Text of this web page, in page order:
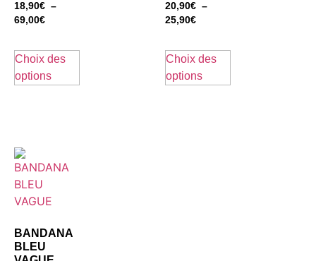
18,90€ –
69,00€
Choix des
options
20,90€ –
25,90€
Choix des
options
BANDANA
BLEU